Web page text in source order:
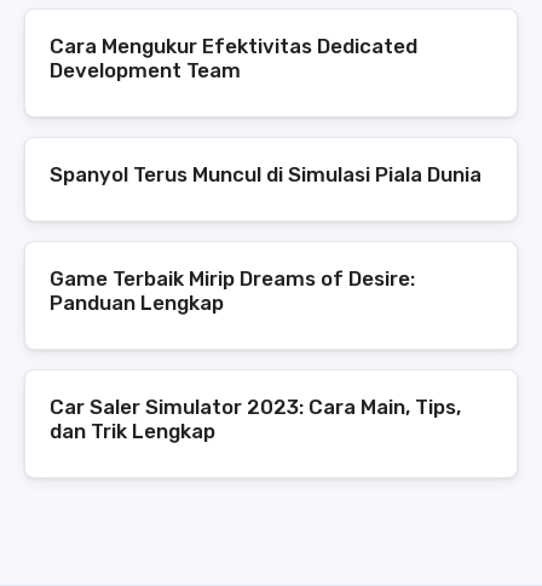
Cara Mengukur Efektivitas Dedicated
Development Team
Spanyol Terus Muncul di Simulasi Piala Dunia
Game Terbaik Mirip Dreams of Desire:
Panduan Lengkap
Car Saler Simulator 2023: Cara Main, Tips,
dan Trik Lengkap